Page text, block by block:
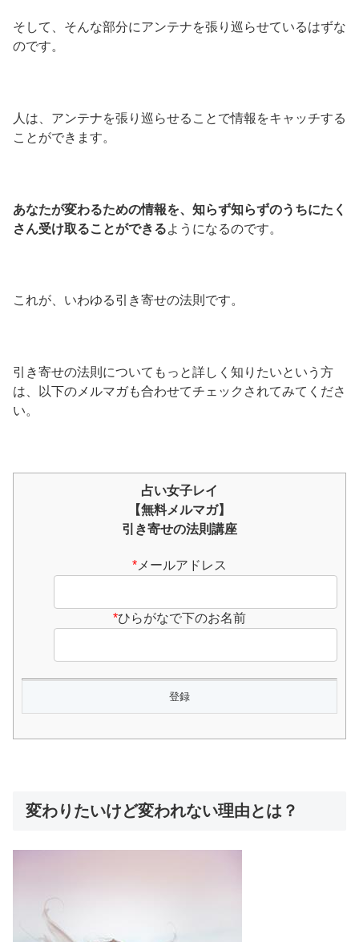
そして、そんな部分にアンテナを張り巡らせているはずな
のです。
人は、アンテナを張り巡らせることで情報をキャッチする
ことができます。
あなたが変わるための情報を、知らず知らずのうちにたく
さん受け取ることができるようになるのです。
これが、いわゆる引き寄せの法則です。
引き寄せの法則についてもっと詳しく知りたいという方
は、以下のメルマガも合わせてチェックされてみてくださ
い。
占い女子レイ
【無料メルマガ】
引き寄せの法則講座
* メールアドレス
*ひらがなで下のお名前
変わりたいけど変われない理由とは？